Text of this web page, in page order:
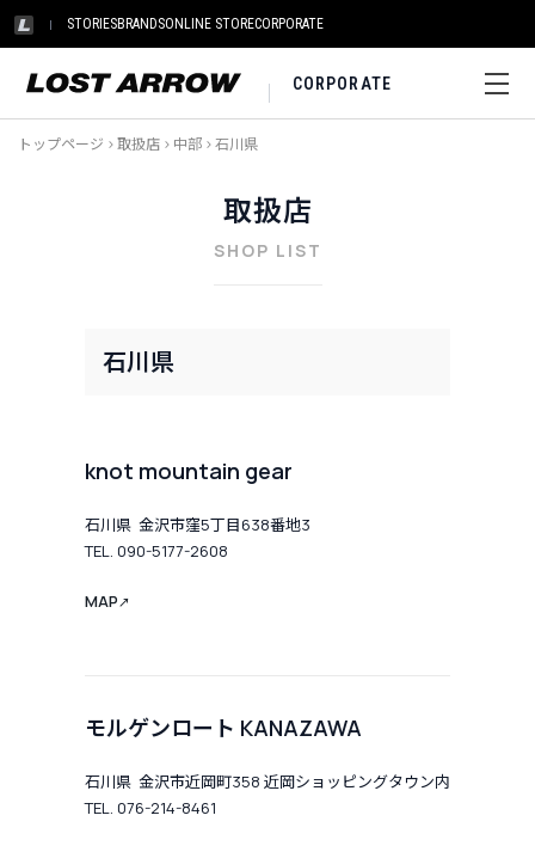
STORIESBRANDSONLINE STORECORPORATE
CORPORATE
トップページ >取扱店 > 中部 >石川県
取扱店
SHOP LIST
石川県
knot mountain gear
石川県 金沢市窪5丁目638番地3
TEL. 090-5177-2608
MAP↗
モルゲンロート KANAZAWA
石川県 金沢市近岡町358 近岡ショッピングタウン内
TEL. 076-214-8461